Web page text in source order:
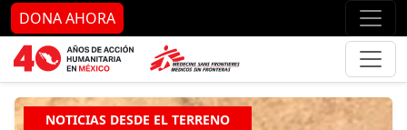
Ir al contenido principal Ir
DONA AHORA
NOTICIAS DESDE EL TERRENO